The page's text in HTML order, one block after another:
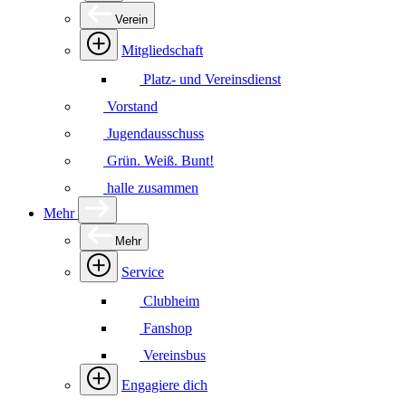
Verein
Mitgliedschaft
Platz- und Vereinsdienst
Vorstand
Jugendausschuss
Grün. Weiß. Bunt!
halle zusammen
Mehr
Mehr
Service
Clubheim
Fanshop
Vereinsbus
Engagiere dich